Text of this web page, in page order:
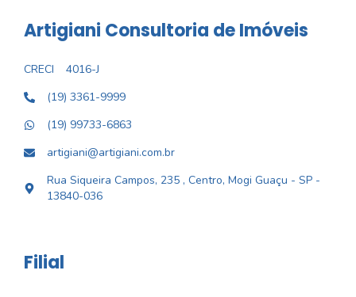
Artigiani Consultoria de Imóveis
CRECI
4016-J
(19) 3361-9999
(19) 99733-6863
artigiani@artigiani.com.br
Rua Siqueira Campos, 235 , Centro, Mogi Guaçu - SP -
13840-036
Filial